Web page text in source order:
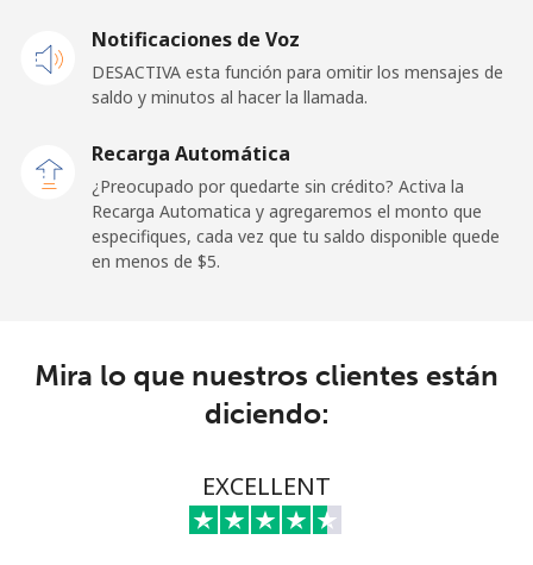
New Zealand
Celular ⁦6.9¢⁩
Nicaragua
18 min por ⁦$10⁩
20 min por ⁦$10⁩
Notificaciones de Voz
DESACTIVA esta función para omitir los mensajes de
saldo y minutos al hacer la llamada.
Recarga Automática
¿Preocupado por quedarte sin crédito? Activa la
Recarga Automatica y agregaremos el monto que
especifiques, cada vez que tu saldo disponible quede
en menos de ⁦$5⁩.
Mira lo que nuestros clientes están
diciendo:
EXCELLENT